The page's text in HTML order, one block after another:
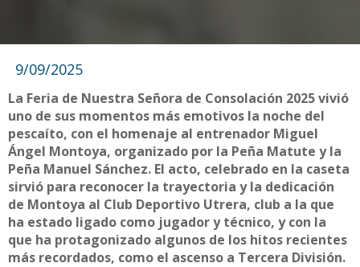
9/09/2025
La Feria de Nuestra Señora de Consolación 2025 vivió
uno de sus momentos más emotivos la noche del
pescaíto, con el homenaje al entrenador Miguel
Ángel Montoya, organizado por la Peña Matute y la
Peña Manuel Sánchez. El acto, celebrado en la caseta
sirvió para reconocer la trayectoria y la dedicación
de Montoya al Club Deportivo Utrera, club a la que
ha estado ligado como jugador y técnico, y con la
que ha protagonizado algunos de los hitos recientes
más recordados, como el ascenso a Tercera División.